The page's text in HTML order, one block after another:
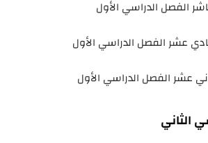
الفصل الدراسي الأول
عشر الفصل الدراسي الأول
عشر الفصل الدراسي الأول
الثاني